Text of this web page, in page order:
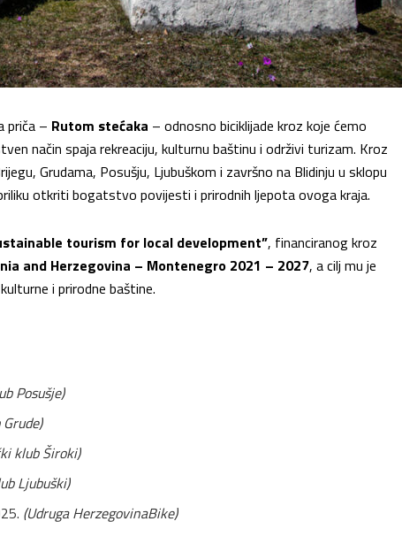
priča – Rutom stećaka – odnosno biciklijade kroz koje ćemo
način spaja rekreaciju, kulturnu baštinu i održivi turizam. Kroz
Grudama, Posušju, Ljubuškom i završno na Blidinju u sklopu
otkriti bogatstvo povijesti i prirodnih ljepota ovoga kraja.
tourism for local development”, financiranog kroz
and Herzegovina – Montenegro 2021 – 2027, a cilj mu je
i prirodne baštine.
Posušje)
klub Široki)
Ljubuški)
(Udruga HerzegovinaBike)